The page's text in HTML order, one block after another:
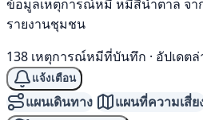
ข้อมูลเหตุการณ์หมี หมีสีน้ำตาล จา
รายงานชุมชน
138 เหตุการณ์หมีที่บันทึก · อัปเดต
แจ้งเตือน
แผนเดินทาง แผนที่ความเสี่ย